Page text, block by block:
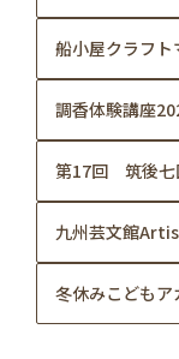
船小屋クラフ
調香体験講座
第17回 筑後
九州芸文館
冬休みこどもア